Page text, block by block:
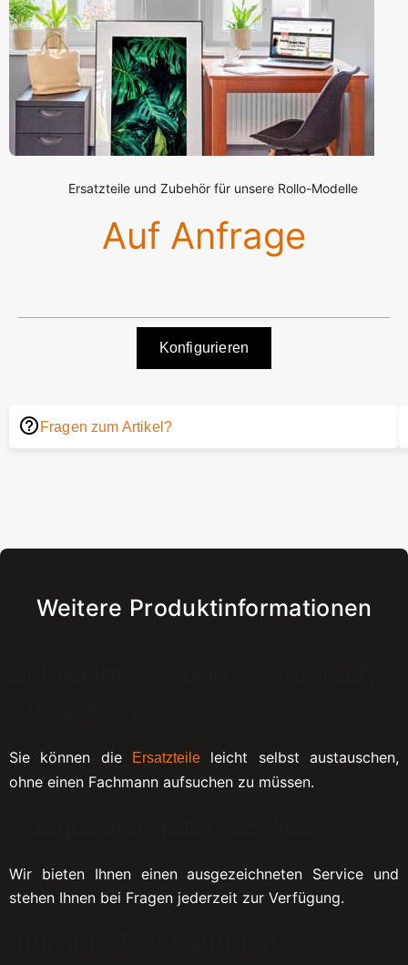
Ersatzteile und Zubehör für unsere Rollo-Modelle
Auf Anfrage
Konfigurieren
Fragen zum Artikel?
Weitere Produktinformationen
Sie können die Ersatzteile leicht selbst austauschen,
ohne einen Fachmann aufsuchen zu müssen.
Wir bieten Ihnen einen ausgezeichneten Service und
stehen Ihnen bei Fragen jederzeit zur Verfügung.